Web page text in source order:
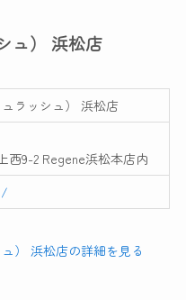
ュ） 浜松店
ラッシュ） 浜松店
西9-2 Regene浜松本店内
） 浜松店の詳細を見る